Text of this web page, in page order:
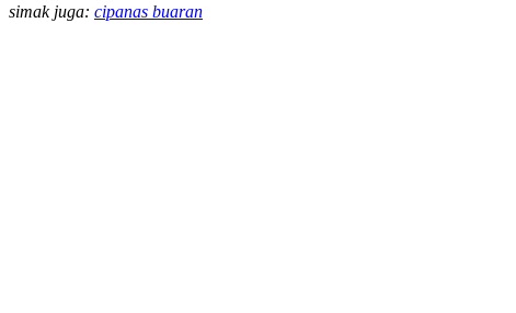
simak juga: cipanas buaran